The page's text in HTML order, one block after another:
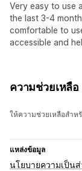
Very easy to use
the last 3-4
comfortable to
accessible and
ความช่วยเหลือ
ให้ความช่วยเหลือสำห
แหล่งข้อมูล
นโยบายความเป็น